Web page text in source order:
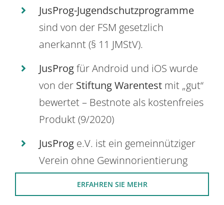
JusProg-Jugendschutzprogramme
sind von der FSM gesetzlich
anerkannt (§ 11 JMStV).
JusProgfür Android und iOS wurde
von der Stiftung Warentest mit „gut“
bewertet – Bestnote als kostenfreies
Produkt (9/2020)
JusProg e.V. ist ein gemeinnütziger
Verein ohne Gewinnorientierung
ERFAHREN SIE MEHR